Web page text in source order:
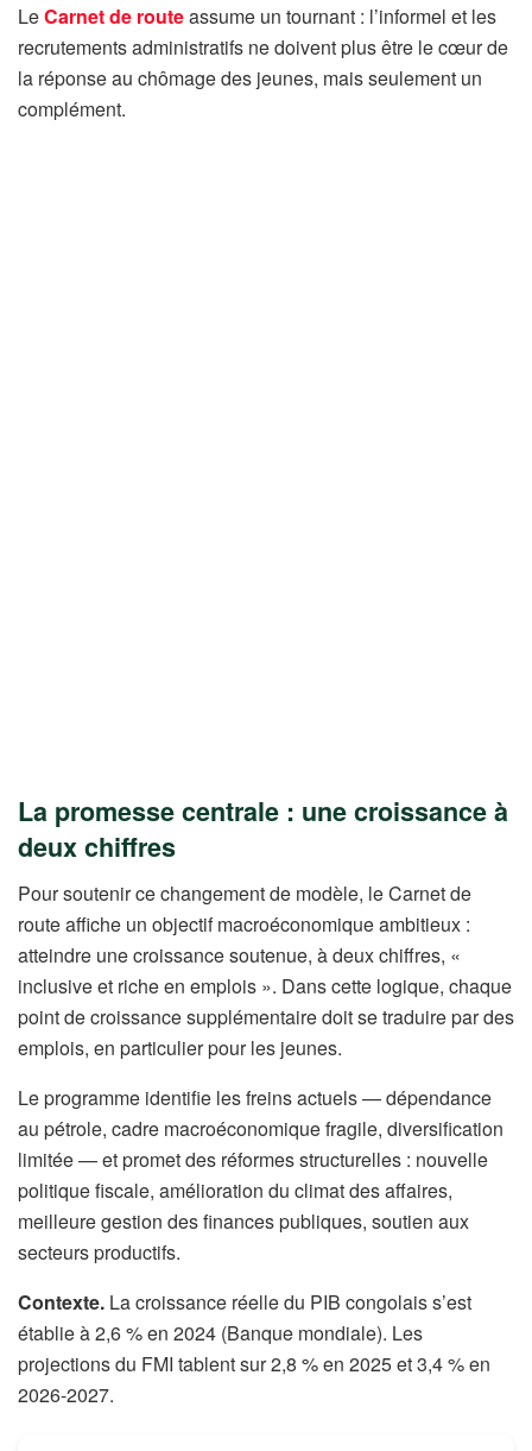
LeCarnet de routeassume un tournant : l’informel et les
recrutements administratifs ne doivent plus être le cœur de
la réponse au chômage des jeunes, mais seulement un
complément.
La promesse centrale : une croissance à
deux chiffres
Pour soutenir ce changement de modèle, le Carnet de
route affiche un objectif macroéconomique ambitieux :
atteindre une croissance soutenue, à deux chiffres, «
inclusive et riche en emplois ». Dans cette logique, chaque
point de croissance supplémentaire doit se traduire par des
emplois, en particulier pour les jeunes.
Le programme identifie les freins actuels — dépendance
au pétrole, cadre macroéconomique fragile, diversification
limitée — et promet des réformes structurelles : nouvelle
politique fiscale, amélioration du climat des affaires,
meilleure gestion des finances publiques, soutien aux
secteurs productifs.
Contexte. La croissance réelle du PIB congolais s’est
établie à 2,6 % en 2024 (Banque mondiale). Les
projections du FMI tablent sur 2,8 % en 2025 et 3,4 % en
2026-2027.